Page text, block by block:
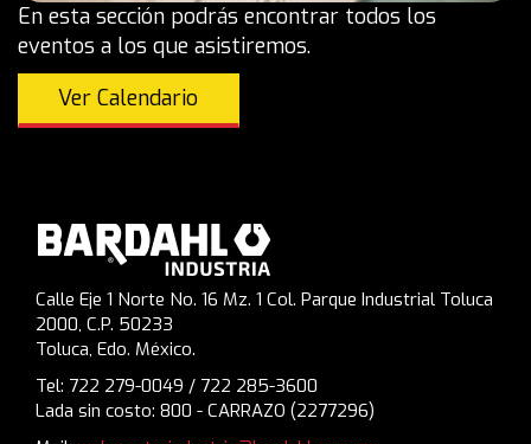
En esta sección podrás encontrar todos los
eventos a los que asistiremos.
Ver Calendario
Calle Eje 1 Norte No. 16 Mz. 1 Col. Parque Industrial Toluca
2000, C.P. 50233
Toluca, Edo. México.
Tel: 722 279-0049 / 722 285-3600
Lada sin costo: 800 - CARRAZO (2277296)